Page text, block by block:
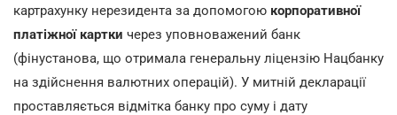
картрахунку нерезидента за допомогою корпоративної
платіжної картки через уповноважений банк
(фінустанова, що отримала генеральну ліцензію Нацбанку
на здійснення валютних операцій). У митній декларації
проставляється відмітка банку про суму і дату